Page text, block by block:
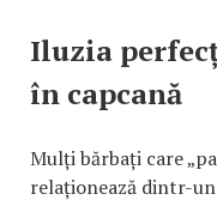
Iluzia
în capcană
Mulți bărbați care
relaționează dintr-